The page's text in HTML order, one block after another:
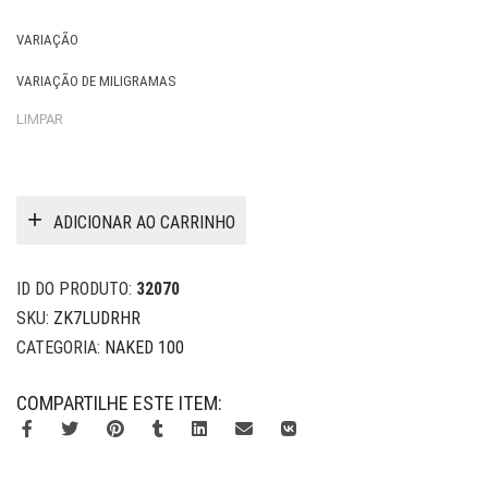
VARIAÇÃO
VARIAÇÃO DE MILIGRAMAS
LIMPAR
ADICIONAR AO CARRINHO
ID DO PRODUTO: 32070
SKU: ZK7LUDRHR
CATEGORIA: NAKED 100
COMPARTILHE ESTE ITEM: